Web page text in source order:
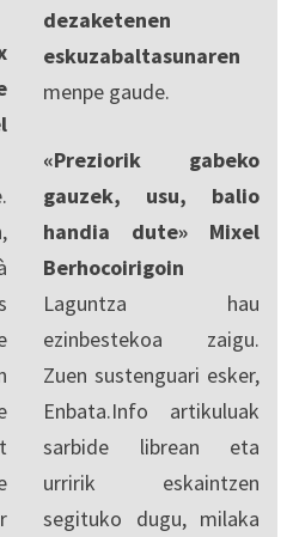
dezaketenen
eskuzabaltasunaren
menpe gaude.
«Preziorik gabeko
gauzek, usu, balio
handia dute» Mixel
Berhocoirigoin
Laguntza hau
ezinbestekoa zaigu.
Zuen sustenguari esker,
Enbata.Info artikuluak
sarbide librean eta
urririk eskaintzen
segituko dugu, milaka